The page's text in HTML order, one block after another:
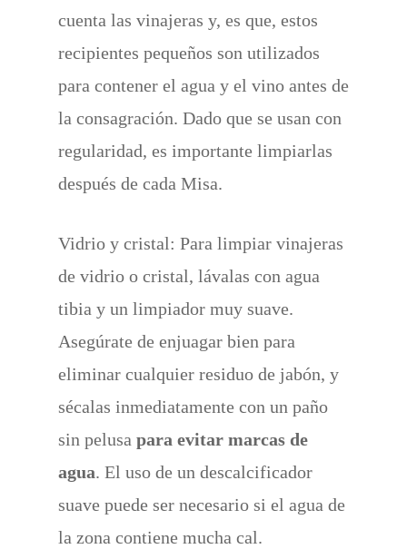
cuenta las vinajeras y, es que, estos
recipientes pequeños son utilizados
para contener el agua y el vino antes de
la consagración. Dado que se usan con
regularidad, es importante limpiarlas
después de cada Misa.
Vidrio y cristal: Para limpiar vinajeras
de vidrio o cristal, lávalas con agua
tibia y un limpiador muy suave.
Asegúrate de enjuagar bien para
eliminar cualquier residuo de jabón, y
sécalas inmediatamente con un paño
sin pelusa para evitar marcas de
agua. El uso de un descalcificador
suave puede ser necesario si el agua de
la zona contiene mucha cal.